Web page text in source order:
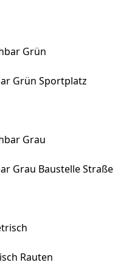
Grün Sportplatz
Grau Baustelle Straße
Rauten